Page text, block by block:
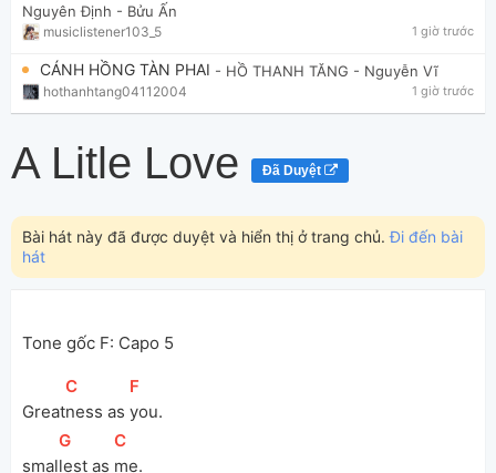
Nguyên Định - Bửu Ấn
musiclistener103_5 1 giờ trước
CÁNH HỒNG TÀN PHAI - HỒ THANH TĂNG - Nguyễn Vĩ
hothanhtang04112004 1 giờ trước
A Litle Love Đã Duyệt
Bài hát này đã được duyệt và hiển thị ở trang chủ.Đi đến bài
hát
Tone gốc F: Capo 5
Great
[
C
ness as
[F
you.
smal
[
G
lest as
[
C
me.